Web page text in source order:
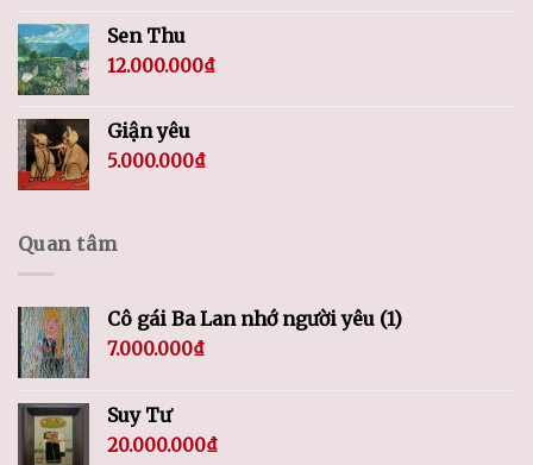
Sen Thu
12.000.000₫
Giận yêu
5.000.000₫
Quan tâm
Cô gái Ba Lan nhớ người yêu (1)
7.000.000₫
Suy Tư
20.000.000₫